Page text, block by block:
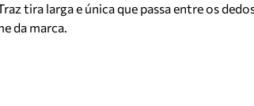
tira larga e única que passa entre os
da marca.